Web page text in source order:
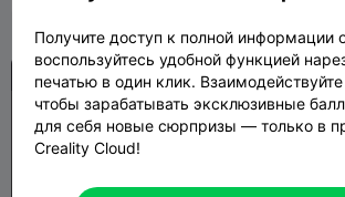
Получите доступ к полной информации
воспользуйтесь удобной функцией
печатью в один клик.
чтобы зарабатывать эксклюзивные
для себя новые сюрпризы — только в
Creality Cloud!